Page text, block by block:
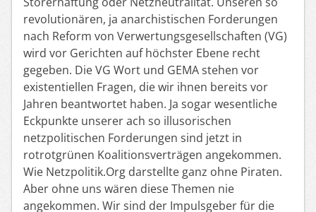
revolutionären, ja anarchistischen Forderungen
nach Reform von Verwertungsgesellschaften (VG)
wird vor Gerichten auf höchster Ebene recht
gegeben. Die VG Wort und GEMA stehen vor
existentiellen Fragen, die wir ihnen bereits vor
Jahren beantwortet haben. Ja sogar wesentliche
Eckpunkte unserer ach so illusorischen
netzpolitischen Forderungen sind jetzt in
rotrotgrünen Koalitionsverträgen angekommen.
Wie Netzpolitik.Org darstellte ganz ohne Piraten.
Aber ohne uns wären diese Themen nie
angekommen. Wir sind der Impulsgeber für die